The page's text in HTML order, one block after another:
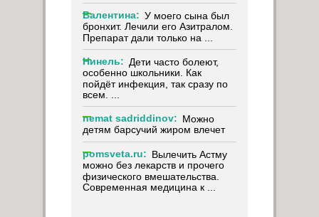
Валентина: У моего сына был
бронхит. Лечили его Азитралом.
Препарат дали только на ...
Нинель: Дети часто болеют,
особенно школьники. Как
пойдёт инфекция, так сразу по
всем. ...
nemat sadriddinov: Можно
детям барсучий жиром влечет
pomsveta.ru: Вылечить Астму
можно без лекарств и прочего
физического вмешательства.
Современная медицина к ...